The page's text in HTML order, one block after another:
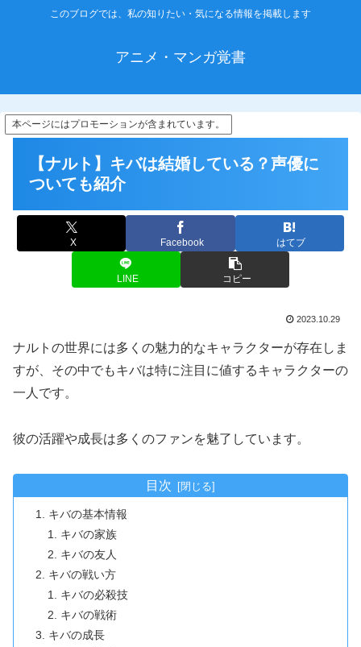
このブログでは、私の知りたい・気になる情報を掲載します
アニメ・マンガ覚書
本ページにはプロモーションが含まれています。
【ナルト】キバは結婚している？声優に
ついても紹介
X Facebook はてブ
LINE コピー
2023.10.29
ナルトの世界には多くの魅力的なキャラクターが存在しま
すが、その中でもキバは特に注目に値するキャラクターの
一人です。
彼の活躍や成長は多くのファンを魅了しています。
目次
キバの基本情報
キバの家族
キバの友人
キバの戦い方
キバの必殺技
キバの戦術
キバの成長